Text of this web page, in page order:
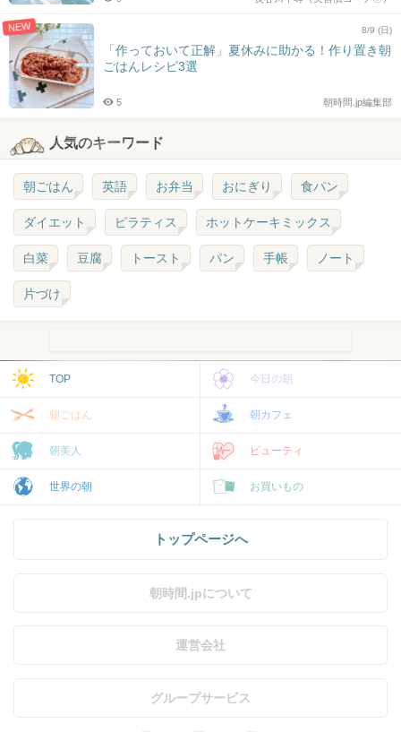
NEW 8/9 (日)
「作っておいて正解」夏休みに助かる！作り置き朝
ごはんレシピ3選
朝時間.jp編集部
5
人気のキーワード
朝ごはん 英語 お弁当 おにぎり 食パン
ダイエット ピラティス ホットケーキミックス
白菜 豆腐 トースト パン 手帳 ノート
片づけ
TOP 今日の朝
朝ごはん 朝カフェ
朝美人 ビューティ
世界の朝 お買いもの
トップページへ
朝時間.jpについて
運営会社
グループサービス